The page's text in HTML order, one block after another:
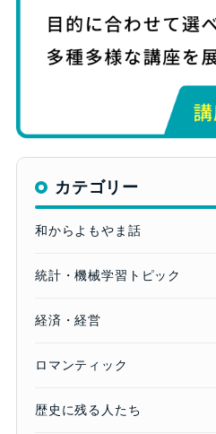
カテゴリー
和からよもやま話
統計・機械学習トピック
経済・経営
ロマンティック
歴史に残る人たち